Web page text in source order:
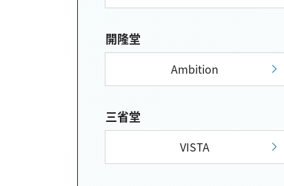
開隆堂
Ambition
三省堂
VISTA